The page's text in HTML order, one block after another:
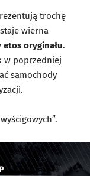
trochę
wierna
oryginału.
w poprzedniej
samochody